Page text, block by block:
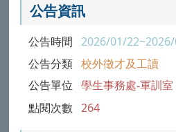
公告資訊
公告時間 2026/01/
公告分類 校外徵才及工讀
公告單位 學生事務處-軍訓室
點閱次數 264